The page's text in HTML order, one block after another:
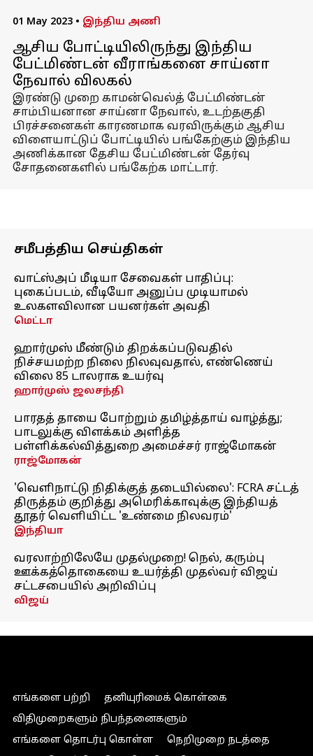
01 May 2023 • இந்திய அணி
ஆசிய போட்டியிலிருந்து இந்திய
பேட்மிண்டன் வீராங்கனை சாய்னா
நேவால் விலகல்
இரண்டு முறை காமன்வெல்த் பேட்மிண்டன்
சாம்பியனான சாய்னா நேவால், உடற்தகுதி
பிரச்சனைகள் காரணமாக வரவிருக்கும் ஆசிய
விளையாட்டுப் போட்டியில் பங்கேற்கும் இந்திய
அணிக்கான தேசிய பேட்மிண்டன் தேர்வு
சோதனைகளில் பங்கேற்க மாட்டார்.
சமீபத்திய செய்திகள்
வாட்ஸ்அப் மீடியா சேவைகள் பாதிப்பு:
புகைப்படம், வீடியோ அனுப்ப முடியாமல்
உலகளவிலான பயனர்கள் அவதி
மெட்டா
ஹார்முஸ் மீண்டும் திறக்கப்படுவதில்
நிச்சயமற்ற நிலை நிலவுவதால், எண்ணெய்
விலை 85 டாலராக உயர்வு
ஹார்முஸ் ஜலசந்தி
பாரதத் தாயை போற்றும் தமிழ்த்தாய் வாழ்த்து;
பாடலுக்கு விளக்கம் அளித்த
பள்ளிக்கல்வித்துறை அமைச்சர் ராஜ்மோகன்
ராஜ்மோகன்
'வெளிநாட்டு நிதிக்குத் தடையில்லை': FCRA சட்டத்
திருத்தம் குறித்து அமெரிக்காவுக்கு இந்தியத்
தூதர் வெளியிட்ட 'உண்மை நிலவரம்'
இந்தியா
வரலாற்றிலேயே முதல்முறை! நெல், கரும்பு
ஊக்கத்தொகையை உயர்த்தி முதல்வர் விஜய்
சட்டசபையில் அறிவிப்பு
விஜய்
எங்களை பற்றி
தனியுரிமைக் கொள்கை
விதிமுறைகளும் நிபந்தனைகளும்
எங்களை தொடர்பு கொள்ள
நெறிமுறை நடத்தை